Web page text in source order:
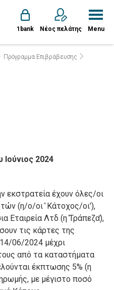
1bank Νέος πελάτης Menu
Πρόγραμμα Επιβράβευσης
2024
εκστρατεία έχουν όλες/οι
(η/ο/οι ̎ Κάτοχος/οι’),
Εταιρεία Λτδ (η ̎Τράπεζα̋),
τις κάρτες της
06/2024 μέχρι
από τα καταστήματα
έκπτωσης 5% (η
με μέγιστο ποσό